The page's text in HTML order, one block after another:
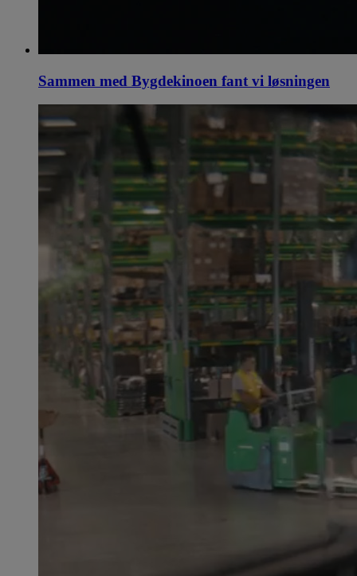
Sammen med Bygdekinoen fant vi løsningen